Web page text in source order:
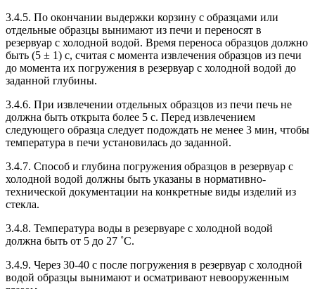
3.4.5. По окончании выдержки корзину с образцами или
отдельные образцы вынимают из печи и переносят в
резервуар с холодной водой. Время переноса образцов должно
быть (5 ± 1) с, считая с момента извлечения образцов из печи
до момента их погружения в резервуар с холодной водой до
заданной глубины.
3.4.6. При извлечении отдельных образцов из печи печь не
должна быть открыта более 5 с. Перед извлечением
следующего образца следует подождать не менее 3 мин, чтобы
температура в печи установилась до заданной.
3.4.7. Способ и глубина погружения образцов в резервуар с
холодной водой должны быть указаны в нормативно-
технической документации на конкретные виды изделий из
стекла.
3.4.8. Температура воды в резервуаре с холодной водой
должна быть от 5 до 27 ˚С.
3.4.9. Через 30-40 с после погружения в резервуар с холодной
водой образцы вынимают и осматривают невооруженным